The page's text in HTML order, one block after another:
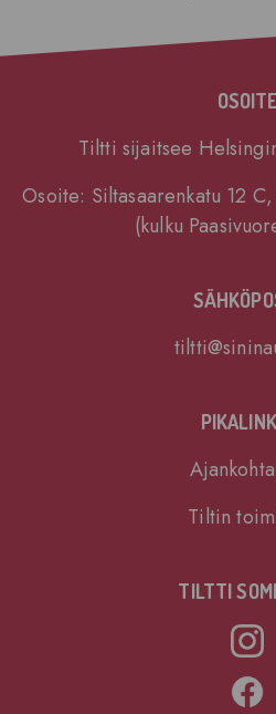
OSOITE
Tiltti sijaitsee
Osoite: Siltasaarenkatu 12
(kulku
Tiltin
TILTTI